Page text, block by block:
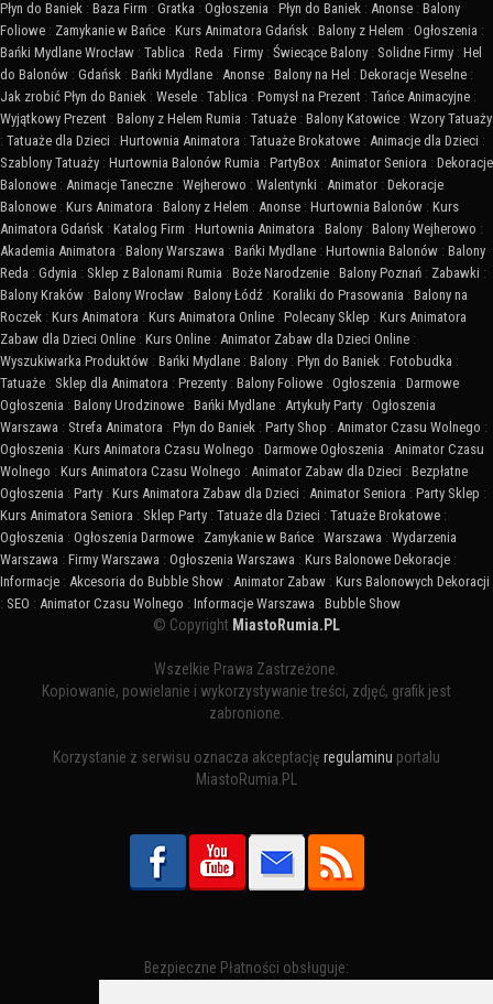
Płyn do Baniek : Baza Firm : Gratka : Ogłoszenia : Płyn do Baniek : Anonse : Balony
Foliowe : Zamykanie w Bańce : Kurs Animatora Gdańsk : Balony z Helem : Ogłoszenia :
Bańki Mydlane Wrocław : Tablica : Reda : Firmy : Świecące Balony : Solidne Firmy : Hel
do Balonów : Gdańsk : Bańki Mydlane : Anonse : Balony na Hel : Dekoracje Weselne :
Jak zrobić Płyn do Baniek : Wesele : Tablica : Pomysł na Prezent : Tańce Animacyjne :
Wyjątkowy Prezent : Balony z Helem Rumia : Tatuaże : Balony Katowice : Wzory Tatuaży
: Tatuaże dla Dzieci : Hurtownia Animatora : Tatuaże Brokatowe : Animacje dla Dzieci :
Szablony Tatuaży : Hurtownia Balonów Rumia : PartyBox : Animator Seniora : Dekoracje
Balonowe : Animacje Taneczne : Wejherowo : Walentynki : Animator : Dekoracje
Balonowe : Kurs Animatora : Balony z Helem : Anonse : Hurtownia Balonów : Kurs
Animatora Gdańsk : Katalog Firm : Hurtownia Animatora : Balony : Balony Wejherowo :
Akademia Animatora : Balony Warszawa : Bańki Mydlane : Hurtownia Balonów : Balony
Reda : Gdynia : Sklep z Balonami Rumia : Boże Narodzenie : Balony Poznań : Zabawki :
Balony Kraków : Balony Wrocław : Balony Łódź : Koraliki do Prasowania : Balony na
Roczek : Kurs Animatora : Kurs Animatora Online : Polecany Sklep : Kurs Animatora
Zabaw dla Dzieci Online : Kurs Online : Animator Zabaw dla Dzieci Online :
Wyszukiwarka Produktów : Bańki Mydlane : Balony : Płyn do Baniek : Fotobudka :
Tatuaże : Sklep dla Animatora : Prezenty : Balony Foliowe : Ogłoszenia : Darmowe
Ogłoszenia : Balony Urodzinowe : Bańki Mydlane : Artykuły Party : Ogłoszenia
Warszawa : Strefa Animatora : Płyn do Baniek : Party Shop : Animator Czasu Wolnego :
Ogłoszenia : Kurs Animatora Czasu Wolnego : Darmowe Ogłoszenia : Animator Czasu
Wolnego : Kurs Animatora Czasu Wolnego : Animator Zabaw dla Dzieci : Bezpłatne
Ogłoszenia : Party : Kurs Animatora Zabaw dla Dzieci : Animator Seniora : Party Sklep :
Kurs Animatora Seniora : Sklep Party : Tatuaże dla Dzieci : Tatuaże Brokatowe :
Ogłoszenia : Ogłoszenia Darmowe : Zamykanie w Bańce : Warszawa : Wydarzenia
Warszawa : Firmy Warszawa : Ogłoszenia Warszawa : Kurs Balonowe Dekoracje :
Informacje : Akcesoria do Bubble Show : Animator Zabaw : Kurs Balonowych Dekoracji
: SEO : Animator Czasu Wolnego : Informacje Warszawa : Bubble Show
© Copyright MiastoRumia.PL
Wszelkie Prawa Zastrzeżone.
Kopiowanie, powielanie i wykorzystywanie treści, zdjęć, grafik jest
zabronione.
Korzystanie z serwisu oznacza akceptację regulaminu portalu
MiastoRumia.PL
Bezpieczne Płatności obsługuje: